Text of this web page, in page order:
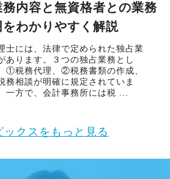
務内容と無資格者との業務
をわかりやすく解説
士には、法律で定められた独占業
あります。３つの独占業務とし
①税務代理、②税務書類の作成、
務相談が明確に規定されていま
一方で、会計事務所には税 ...
ックスをもっと見る